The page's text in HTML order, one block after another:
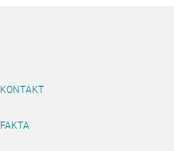
KONTAKT
FAKTA